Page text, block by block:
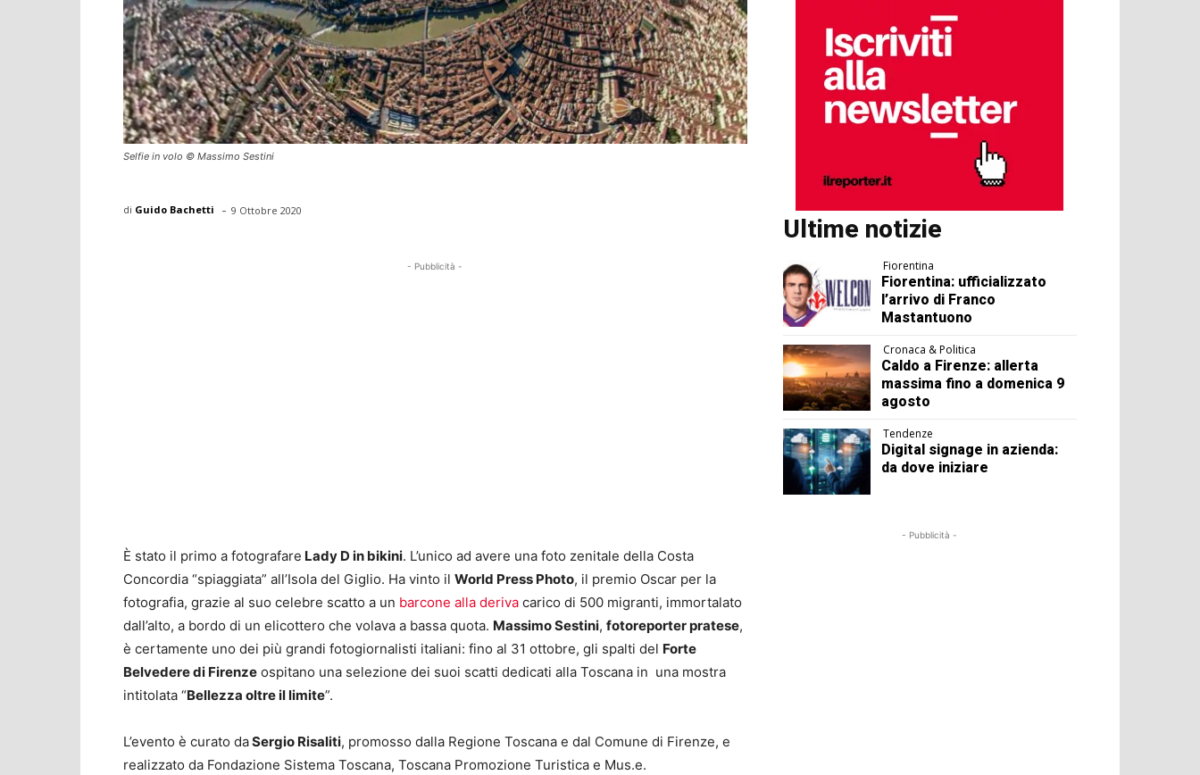
Selfie in volo © Massimo Sestini
di Guido Bachetti - 9 Ottobre 2020
- Pubblicità -
È stato il primo a fotografare Lady D in bikini. L’unico ad avere una foto zenitale della Costa
Concordia “spiaggiata” all’Isola del Giglio. Ha vinto il World Press Photo, il premio Oscar per la
fotografia, grazie al suo celebre scatto a un barcone alla deriva carico di 500 migranti, immortalato
dall’alto, a bordo di un elicottero che volava a bassa quota. Massimo Sestini, fotoreporter pratese,
è certamente uno dei più grandi fotogiornalisti italiani: fino al 31 ottobre, gli spalti del Forte
Belvedere di Firenze ospitano una selezione dei suoi scatti dedicati alla Toscana in una mostra
intitolata “Bellezza oltre il limite”.
L’evento è curato daSergio Risaliti, promosso dalla Regione Toscana e dal Comune di Firenze, e
realizzato da Fondazione Sistema Toscana, Toscana Promozione Turistica e Mus.e.
Ultime notizie
Fiorentina
Fiorentina: ufficializzato
l’arrivo di Franco
Mastantuono
Cronaca & Politica
Caldo a Firenze: allerta
massima fino a domenica 9
agosto
Tendenze
Digital signage in azienda:
da dove iniziare
- Pubblicità -